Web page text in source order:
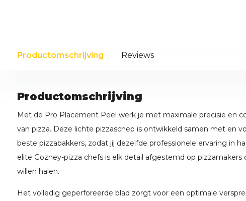
Productomschrijving Reviews
Productomschrijving
Met de Pro Placement Peel werk je met maximale precisie en
van pizza. Deze lichte pizzaschep is ontwikkeld samen met en
beste pizzabakkers, zodat jij dezelfde professionele ervaring in
elite Gozney-pizza chefs is elk detail afgestemd op
willen halen.
Het volledig geperforeerde blad zorgt voor een optimale